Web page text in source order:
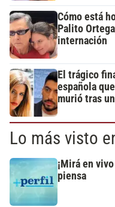
Cómo está
Palito
internación
El trágico
española
murió tras
Lo más visto
¡Mirá en
piensa